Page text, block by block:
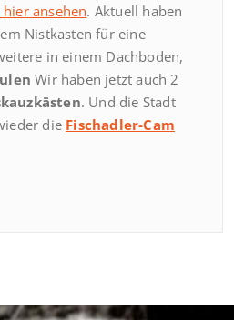
ansehen. Aktuell haben
Nistkasten für eine
in einem Dachboden,
Wir haben jetzt auch 2
. Und die Stadt
die Fischadler-Cam